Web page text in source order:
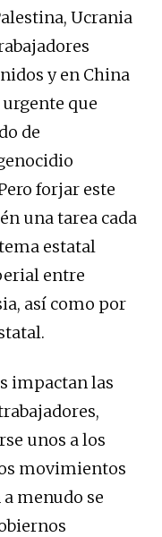
Ucrania
y en China
que
de
forjar este
una tarea cada
estatal
entre
así como por
impactan las
unos a los
movimientos
menudo se